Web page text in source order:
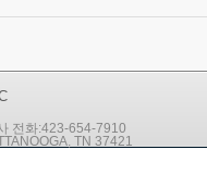
전화:423-654-7910
TN 37421